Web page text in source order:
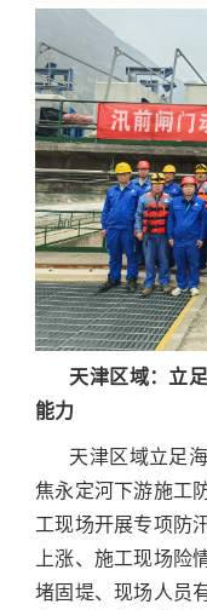
天津区域：立
能力
天津区域立足
焦永定河下游施工
工现场开展专项防
上涨、施工现场险
堵固堤、现场人员